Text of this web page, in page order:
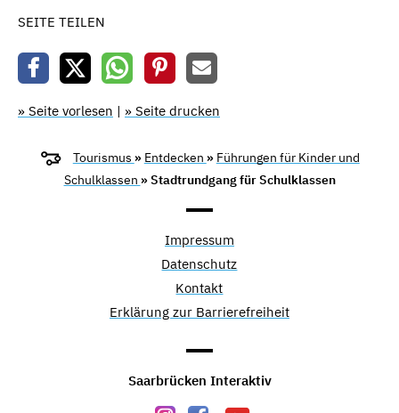
SEITE TEILEN
» Seite vorlesen | » Seite drucken
Tourismus » Entdecken » Führungen für Kinder und
Schulklassen » Stadtrundgang für Schulklassen
Impressum
Datenschutz
Kontakt
Erklärung zur Barrierefreiheit
Saarbrücken Interaktiv